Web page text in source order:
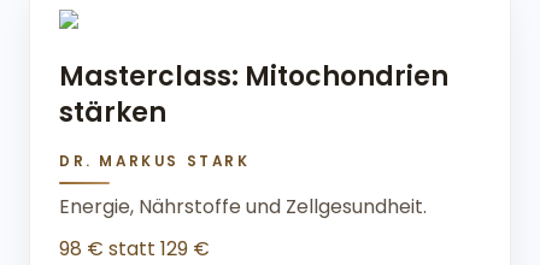
Masterclass: Mitochondrien
stärken
DR. MARKUS STARK
Energie, Nährstoffe und Zellgesundheit.
98 € statt 129 €